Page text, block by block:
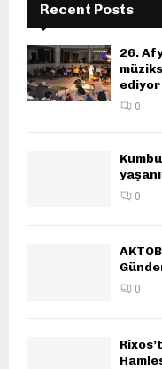
Recent Posts
26.
ediyor
0
0
0